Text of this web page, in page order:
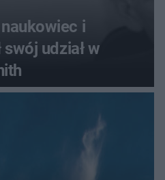
i
udział w